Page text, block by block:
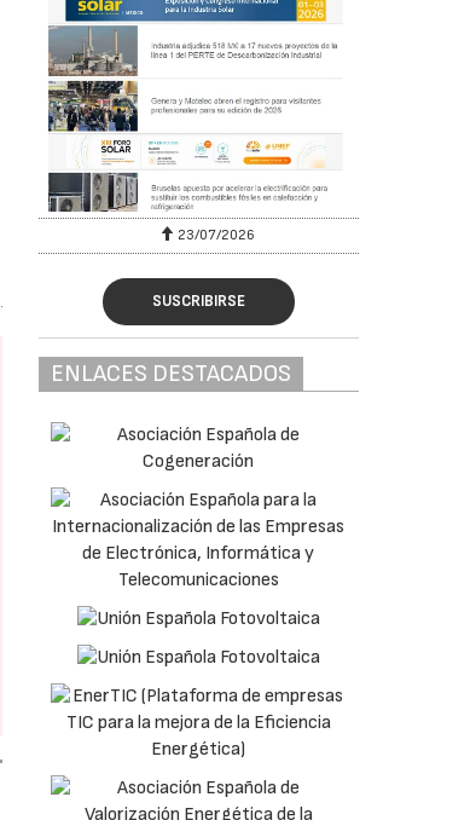
23/07/2026
SUSCRIBIRSE
ENLACES DESTACADOS